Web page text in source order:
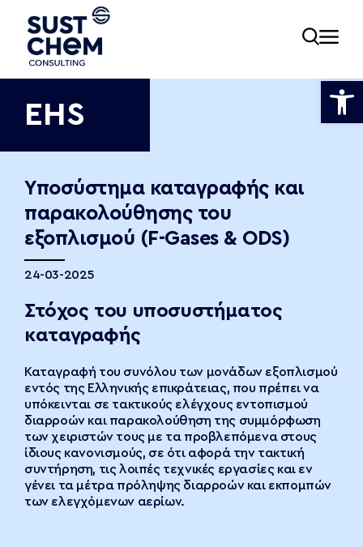
EHS
Υποσύστημα καταγραφής και
παρακολούθησης του
εξοπλισμού (F-Gases & ODS)
24-03-2025
Στόχος του υποσυστήματος
καταγραφής
Καταγραφή του συνόλου των μονάδων εξοπλισμού
εντός της Ελληνικής επικράτειας, που πρέπει να
υπόκεινται σε τακτικούς ελέγχους εντοπισμού
διαρροών και παρακολούθηση της συμμόρφωση
των χειριστών τους με τα προβλεπόμενα στους
ίδιους κανονισμούς, σε ότι αφορά την τακτική
συντήρηση, τις λοιπές τεχνικές εργασίες και εν
γένει τα μέτρα πρόληψης διαρροών και εκπομπών
των ελεγχόμενων αερίων.